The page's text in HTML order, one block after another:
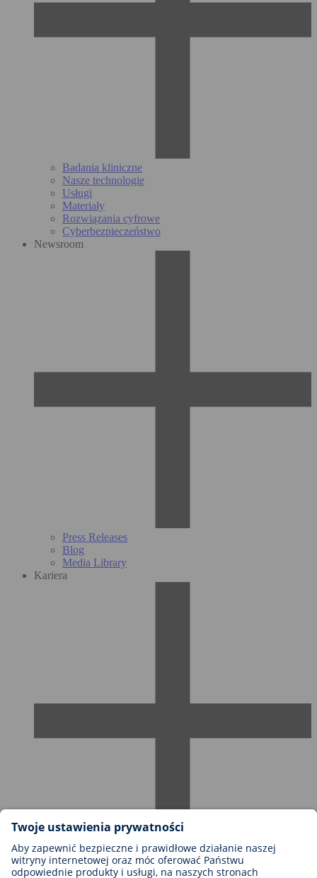
Badania kliniczne
Nasze technologie
Usługi
Materiały
Rozwiązania cyfrowe
Cyberbezpieczeństwo
Newsroom
Press Releases
Blog
Media Library
Kariera
Możliwości kariery w firmie BIOTRONIK